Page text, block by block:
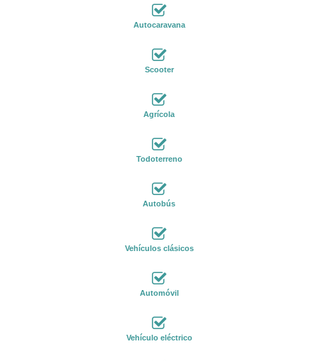
Autocaravana
Scooter
Agrícola
Todoterreno
Autobús
Vehículos clásicos
Automóvil
Vehículo eléctrico